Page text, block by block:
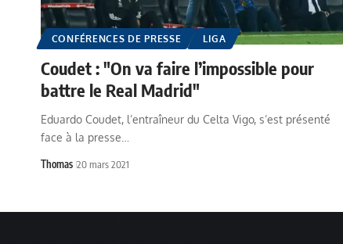
CONFÉRENCES DE PRESSE LIGA
Coudet : "On va faire l’impossible pour
battre le Real Madrid"
Eduardo Coudet, l’entraîneur du Celta Vigo, s’est présenté
face à la presse…
Thomas 20 mars 2021